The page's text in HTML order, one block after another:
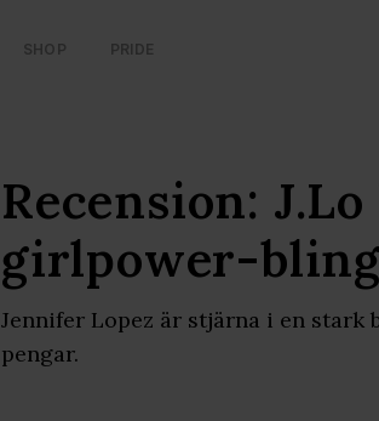
SHOP PRIDE
Recension:
girlpower-
Jennifer Lopez är stjärna i en
pengar.